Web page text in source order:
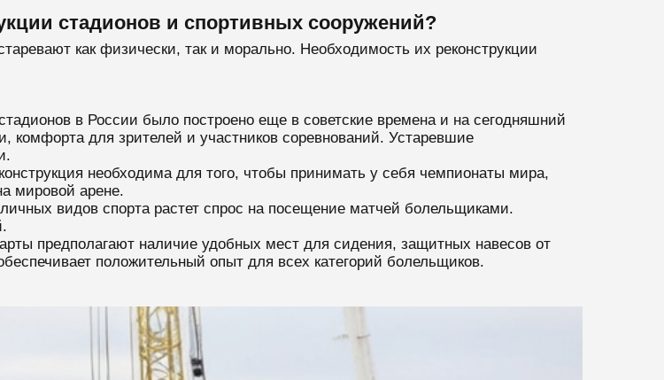
стадионов и спортивных сооружений?
как физически, так и морально. Необходимость их реконструкции
в России было построено еще в советские времена и на сегодняшний
комфорта для зрителей и участников соревнований. Устаревшие
необходима для того, чтобы принимать у себя чемпионаты мира,
мировой арене.
видов спорта растет спрос на посещение матчей болельщиками.
предполагают наличие удобных мест для сидения, защитных навесов от
положительный опыт для всех категорий болельщиков.